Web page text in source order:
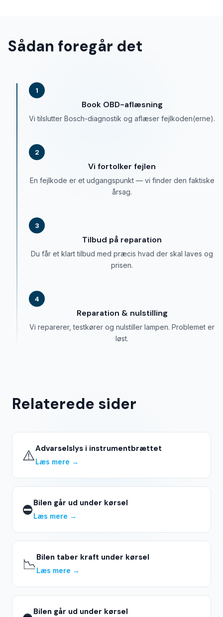
Sådan foregår det
1
Book OBD-aflæsning
Vi tilslutter Bosch-diagnostik og aflæser fejlkoden(erne).
2
Vi fortolker fejlen
En fejlkode er et udgangspunkt — vi finder den faktiske
årsag.
3
Tilbud på reparation
Du får et klart tilbud med præcis hvad der skal laves og
prisen.
4
Reparation & nulstilling
Vi reparerer, testkører og nulstiller lampen. Problemet er
løst.
Relaterede sider
⚠️Advarselslys i instrumentbrættet
Læs mere →
⛔Bilen går ud under kørsel
Læs mere →
📉Bilen taber kraft under kørsel
Læs mere →
Bilen går ud under kørsel